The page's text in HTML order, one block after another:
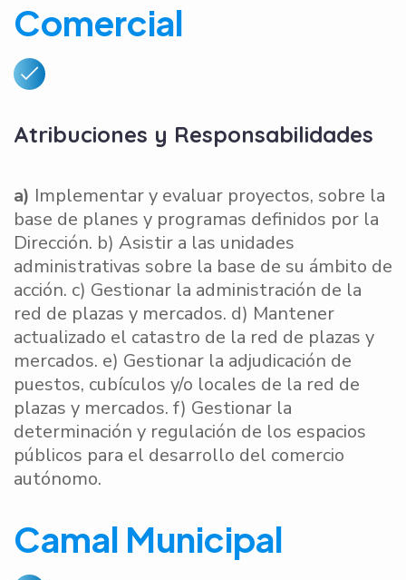
Comercial
Atribuciones y Responsabilidades
a) Implementar y evaluar proyectos, sobre la
base de planes y programas definidos por la
Dirección. b) Asistir a las unidades
administrativas sobre la base de su ámbito de
acción. c) Gestionar la administración de la
red de plazas y mercados. d) Mantener
actualizado el catastro de la red de plazas y
mercados. e) Gestionar la adjudicación de
puestos, cubículos y/o locales de la red de
plazas y mercados. f) Gestionar la
determinación y regulación de los espacios
públicos para el desarrollo del comercio
autónomo.
Camal Municipal